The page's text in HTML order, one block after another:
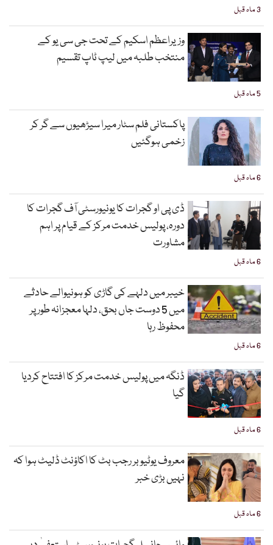
3 ماہ قبل
5 ماہ قبل
وزیراعظم اسکیم کے تحت جی سی یو کے
منتخب طلبہ میں لیپ ٹاپ تقسیم
6 ماہ قبل
پاکستانی فلم سٹار میرا سیڑھیوں سے گر کر
زخمی ہوگئیں
6 ماہ قبل
ڈی پی او گجرات کا یونیورسٹی آف گجرات کا
دورہ، پولیس خدمت مرکز کے قیام پر اہم
مشاورت
6 ماہ قبل
خیبر میں دلہے کی گاڑی کو ہونیوالے حادثے
میں 5 دوست جاں بحق، دلہا معجزانہ طور پر
محفوظ رہا
6 ماہ قبل
ڈنگہ میں پولیس خدمت مرکز کا افتتاح کردیا
گیا
6 ماہ قبل
معروف یوٹیوبر رجب بٹ کا اکاؤنٹ ڈلیٹ ہوا کہ
نہیں بڑی خبر